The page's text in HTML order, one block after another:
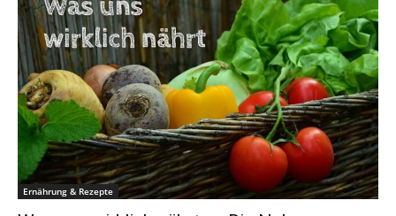
Ernährung & Rezepte